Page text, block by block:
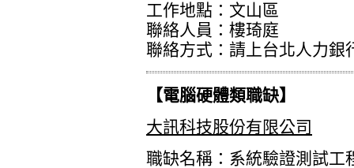
工作地點：文山區
聯絡人員：樓琦庭
聯絡方式： 請上台北人力銀
【電腦硬體類職缺】
大訊科技股份有限公司
職缺名稱：系統驗證測試工